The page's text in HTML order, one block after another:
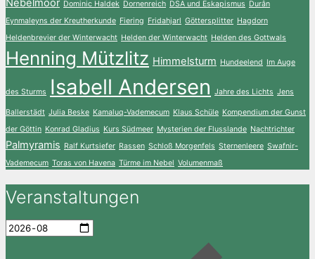
Nebelmoor Dominic Haldek Dornenreich DSA und Eskapismus Durân
Eynmaleyns der Kreutherkunde Fiering Fridahjarl Göttersplitter Hagdorn
Heldenbrevier der Winterwacht Helden der Winterwacht Helden des Gottwals
Henning Mützlitz Himmelsturm Hundeelend Im Auge
des Sturms Isabell Andersen Jahre des Lichts Jens
Ballerstädt Julia Beske Kamaluq-Vademecum Klaus Schüle Kompendium der Gunst
der Göttin Konrad Gladius Kurs Südmeer Mysterien der Flusslande Nachtrichter
Palmyramis Ralf Kurtsiefer Rassen Schloß Morgenfels Sternenleere Swafnir-
Vademecum Toras von Havena Türme im Nebel Volumenmaß
Veranstaltungen